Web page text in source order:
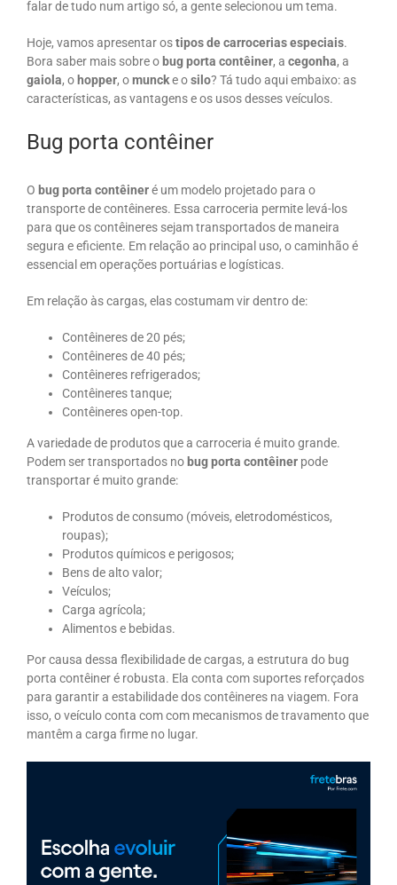
falar de tudo num artigo só, a gente selecionou um tema.
Hoje, vamos apresentar ostipos de carrocerias especiais.
Bora saber mais sobre o bug porta contêiner, a cegonha, a
gaiola, o hopper, omuncke osilo? Tá tudo aqui embaixo: as
características, as vantagens e os usos desses veículos.
Bug porta contêiner
O bug porta contêineré um modelo projetado para o
transporte de contêineres. Essa carroceria permite levá-los
para que os contêineres sejam transportados de maneira
segura e eficiente. Em relação ao principal uso, o caminhão é
essencial em operações portuárias e logísticas.
Em relação às cargas, elas costumam vir dentro de:
Contêineres de 20 pés;
Contêineres de 40 pés;
Contêineres refrigerados;
Contêineres tanque;
Contêineres open-top.
A variedade de produtos que a carroceria é muito grande.
Podem ser transportados no bug porta contêiner pode
transportar é muito grande:
Produtos de consumo (móveis, eletrodomésticos,
roupas);
Produtos químicos e perigosos;
Bens de alto valor;
Veículos;
Carga agrícola;
Alimentos e bebidas.
Por causa dessa flexibilidade de cargas, a estrutura do bug
porta contêiner é robusta. Ela conta com suportes reforçados
para garantir a estabilidade dos contêineres na viagem. Fora
isso, o veículo conta com com mecanismos de travamento que
mantêm a carga firme no lugar.